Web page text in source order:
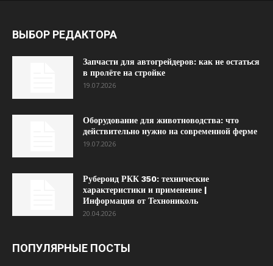
ВЫБОР РЕДАКТОРА
Запчасти для автогрейдеров: как не остаться
в пролёте на стройке
19.07.2026
Оборудование для животноводства: что
действительно нужно на современной ферме
19.07.2026
Рубероид РКК 350: технические
характеристики и применение |
Информация от Технониколь
20.04.2026
ПОПУЛЯРНЫЕ ПОСТЫ